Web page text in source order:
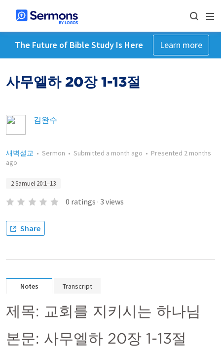
The Future of Bible Study Is Here Learn more
사무엘하 20장 1-13절
김완수
새벽설교 • Sermon • Submitted a month ago • Presented 2 months
ago
2 Samuel 20:1–13
0 ratings · 3 views
Share
Notes Transcript
제목: 교회를 지키시는 하나님
본문: 사무엘하 20장 1-13절